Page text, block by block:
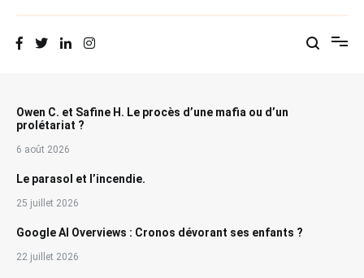
Owen C. et Safine H. Le procès d’une mafia ou d’un
prolétariat ?
6 août 2026
Le parasol et l’incendie.
25 juillet 2026
Google AI Overviews : Cronos dévorant ses enfants ?
22 juillet 2026